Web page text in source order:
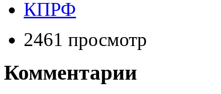
КПРФ
2461 просмотр
Комментарии